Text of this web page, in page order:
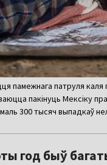
памежнага патруля
пакінуць Мексіку
300 тысяч выпадкаў
год быў